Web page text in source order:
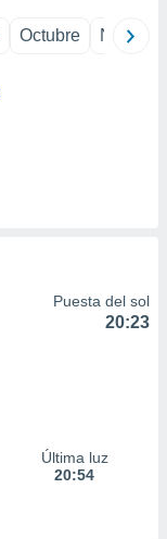
Octubre
Puesta del sol
20:23
Última luz
20:54